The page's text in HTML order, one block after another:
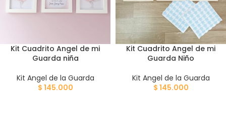
Kit Cuadrito Angel de mi
Guarda niña
Kit Angel de la Guarda
$ 145.000
Kit Cuadrito Angel de mi
Guarda Niño
Kit Angel de la Guarda
$ 145.000